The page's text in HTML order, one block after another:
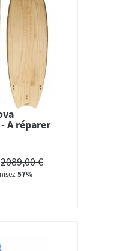
- A réparer
2089,00 €
57%